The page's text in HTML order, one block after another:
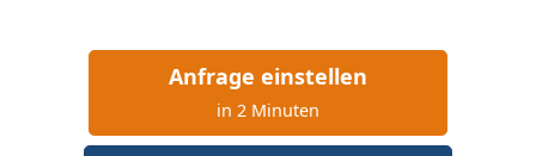
Anfrage einstellen
in 2 Minuten